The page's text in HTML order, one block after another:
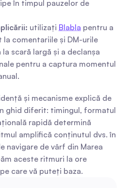
în timpul pauzelor de
utilizați Blabla pentru a
la comentariile și DM-urile
scară largă și a declanșa
pentru a captura momentul
și mecanisme explică de
ghid diferit: timingul, formatul
rapidă determină
amplifică conținutul dvs. în
navigare de vârf din Marea
aceste ritmuri la ore
care vă puteți baza.